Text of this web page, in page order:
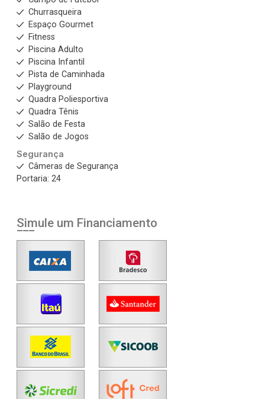
Churrasqueira
Espaço Gourmet
Fitness
Piscina Adulto
Piscina Infantil
Pista de Caminhada
Playground
Quadra Poliesportiva
Quadra Tênis
Salão de Festa
Salão de Jogos
Segurança
Câmeras de Segurança
Portaria: 24
Simule um Financiamento